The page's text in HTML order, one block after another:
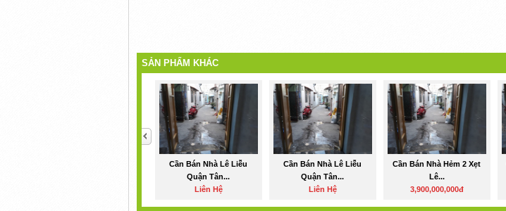
SẢN PHẨM KHÁC
Cần Bán Nhà Lê Liễu
Quận Tân...
Liên Hệ
Cần Bán Nhà Lê Liễu
Quận Tân...
Liên Hệ
Cần Bán Nhà Hẻm 2 Xẹt
Lê...
3,900,000,000đ